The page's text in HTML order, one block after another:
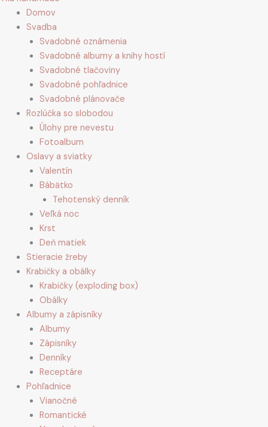
Domov
Svadba
Svadobné oznámenia
Svadobné albumy a knihy hostí
Svadobné tlačoviny
Svadobné pohľadnice
Svadobné plánovače
Rozlúčka so slobodou
Úlohy pre nevestu
Fotoalbum
Oslavy a sviatky
Valentín
Bábätko
Tehotenský denník
Veľká noc
Krst
Deň matiek
Stieracie žreby
Krabičky a obálky
Krabičky (exploding box)
Obálky
Albumy a zápisníky
Albumy
Zápisníky
Denníky
Receptáre
Pohľadnice
Vianočné
Romantické